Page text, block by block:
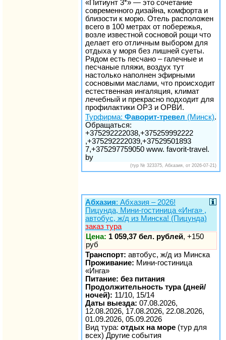
«Питиунт 3*» — это сочетание
современного дизайна, комфорта и
близости к морю. Отель расположен
всего в 100 метрах от побережья,
возле известной сосновой рощи что
делает его отличным выбором для
отдыха у моря без лишней суеты.
Рядом есть песчано – галечные и
песчаные пляжи, воздух тут
настолько наполнен эфирными
сосновыми маслами, что происходит
естественная ингаляция, климат
лечебный и прекрасно подходит для
профилактики ОРЗ и ОРВИ.
Турфирма: Фаворит-тревел (Минск).
Обращаться:
+375292222038,+375259992222
,+375292222039,+37529501893
7,+375297759050 www. favorit-travel.
by
(тур № 323375, Абхазия, от 2026-07-21)
Абхазия: Абхазия – 2026!
Пицунда, Мини-гостиница «Инга» ,
автобус, ж/д из Минска! (Пицунда)
заказ тура
Цена: 1 059,37 бел. рублей, +150
руб
Транспорт: автобус, ж/д из Минска
Проживание: Мини-гостиница
«Инга»
Питание: без питания
Продолжительность тура (дней/
ночей): 11/10, 15/14
Даты выезда: 07.08.2026,
12.08.2026, 17.08.2026, 22.08.2026,
01.09.2026, 05.09.2026
Вид тура: отдых на море (тур для
всех) Другие события